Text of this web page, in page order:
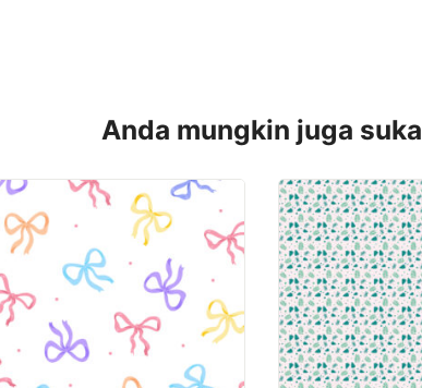
Anda mungkin juga suka